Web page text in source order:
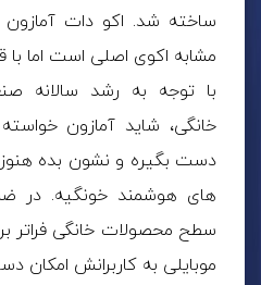
ساخته شد. اکو دات
مشابه اکوی اصلی است اما با
با توجه به رشد سالانه
خانگی، شاید آمازون
دست بگیره و نشون بده
های هوشمند خونگیه. در
سطح محصولات خانگی فراتر
موبایلی به کاربرانش امکان